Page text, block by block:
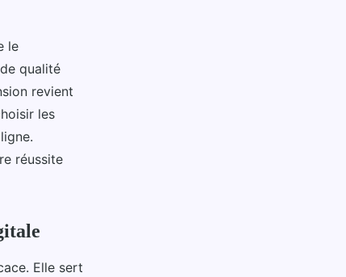
le
qualité
revient
les
réussite
Elle sert